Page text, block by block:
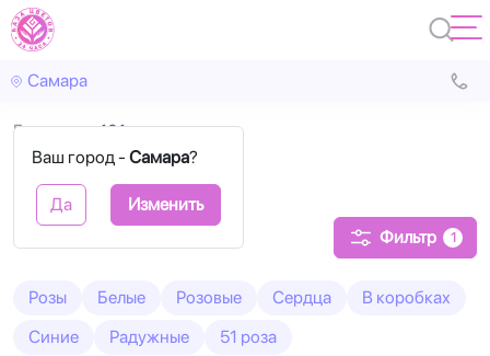
Самара
Ваш город - Самара?
Да Изменить
Главная 101 роза
101 роза
Фильтр 1
Розы Белые Розовые Сердца
В коробках
Синие
Радужные
51 роза